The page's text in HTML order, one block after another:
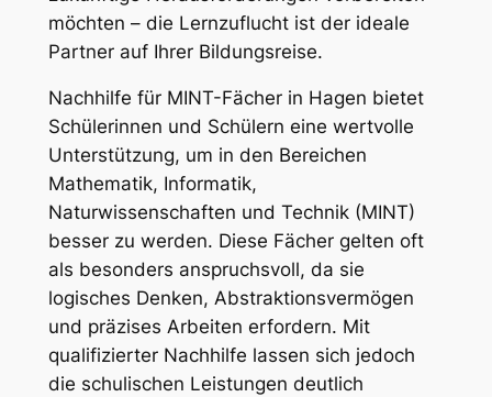
möchten – die Lernzuflucht ist der ideale
Partner auf Ihrer Bildungsreise.
Nachhilfe für MINT-Fächer in Hagen bietet
Schülerinnen und Schülern eine wertvolle
Unterstützung, um in den Bereichen
Mathematik, Informatik,
Naturwissenschaften und Technik (MINT)
besser zu werden. Diese Fächer gelten oft
als besonders anspruchsvoll, da sie
logisches Denken, Abstraktionsvermögen
und präzises Arbeiten erfordern. Mit
qualifizierter Nachhilfe lassen sich jedoch
die schulischen Leistungen deutlich